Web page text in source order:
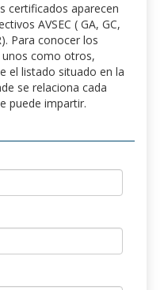
certificados aparecen
AVSEC ( GA, GC,
Para conocer los
como otros,
el listado situado en la
se relaciona cada
puede impartir.